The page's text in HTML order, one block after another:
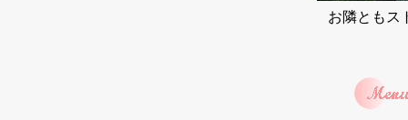
お隣ともス